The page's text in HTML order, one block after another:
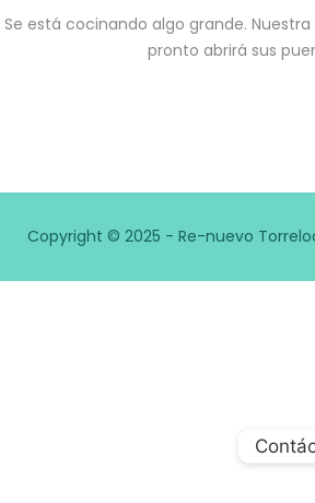
Se está cocinando algo grande.
pronto abrirá sus
Copyright © 2025 - Re-nuevo